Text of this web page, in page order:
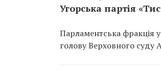
Угорська партія
Парламентська фракція
голову Верховного